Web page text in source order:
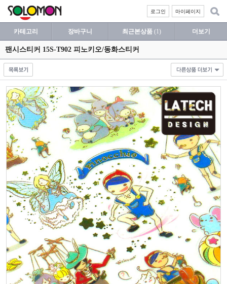
마이페이지
로그인
카테고리 장바구니 최근본상품 (1) 더보기
팬시스티커 15S-T902 피노키오/동화스티커